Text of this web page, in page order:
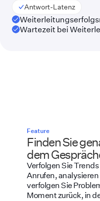
Antwort-Latenz
Wartezeit bei
Feature
Finden Sie
dem
Verfolgen Sie
Anrufen,
verfolgen Sie
Moment zurück, in